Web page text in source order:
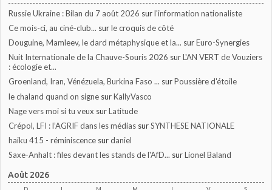
Russie Ukraine : Bilan du 7 août 2026 surl'information nationaliste
Ce mois-ci, au ciné-club... surle croquis de côté
Douguine, Mamleev, le dard métaphysique et la... surEuro-Synergies
Nuit Internationale de la Chauve-Souris 2026 surL'AN VERT de Vouziers
: écologie et...
Groenland, Iran, Vénézuela, Burkina Faso ... surPoussière d'étoile
le chaland quand on signe surKallyVasco
Nage vers moi si tu veux surLatitude
Crépol, LFI : l’AGRIF dans les médias surSYNTHESE NATIONALE
haiku 415 - réminiscence surdaniel
Saxe-Anhalt : files devant les stands de l'AfD... surLionel Baland
Août 2026